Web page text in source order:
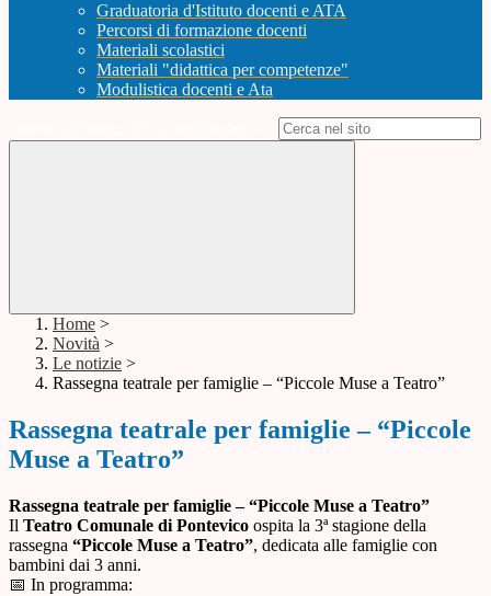
Graduatoria d'Istituto docenti e ATA
Percorsi di formazione docenti
Materiali scolastici
Materiali "didattica per competenze"
Modulistica docenti e Ata
Home >
Novità >
Le notizie >
Rassegna teatrale per famiglie – “Piccole Muse a Teatro”
Rassegna teatrale per famiglie – “Piccole
Muse a Teatro”
Rassegna teatrale per famiglie – “Piccole Muse a Teatro”
Il Teatro Comunale di Pontevico ospita la 3ª stagione della
rassegna “Piccole Muse a Teatro”, dedicata alle famiglie con
bambini dai 3 anni.
📅 In programma: